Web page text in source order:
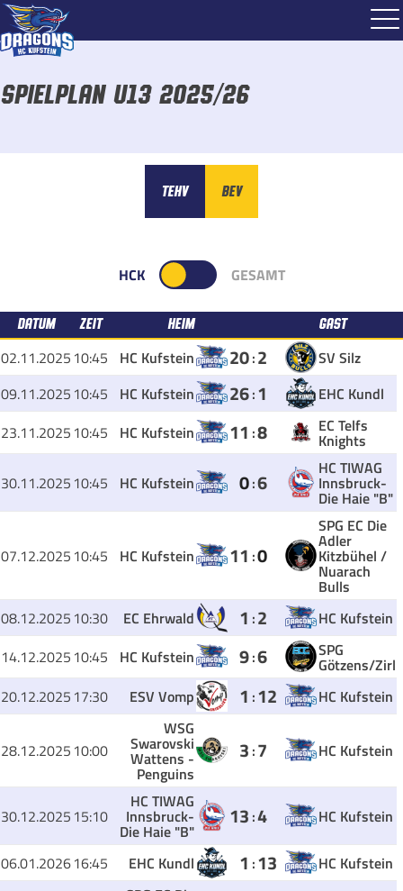
Spielplan U13 2025/26
TEHV BEV
HCK GESAMT
DATUM ZEIT HEIM GAST
02.11.2025 10:45 HC Kufstein 20:2
SV Silz
09.11.2025 10:45 HC Kufstein 26:1
EHC Kundl
23.11.2025 10:45 HC Kufstein 11 :8 EC Telfs
Knights
30.11.2025 10:45 HC Kufstein 0:6
HC TIWAG
Innsbruck-
Die Haie "B"
07.12.2025 10:45 HC Kufstein 11 :0
SPG EC Die
Adler
Kitzbühel /
Nuarach
Bulls
08.12.2025 10:30 EC Ehrwald 1 :2
HC Kufstein
14.12.2025 10:45 HC Kufstein 9:6 SPG
Götzens/Zirl
20.12.2025 17:30 ESV Vomp 1 :12 HC Kufstein
28.12.2025 10:00
WSG
Swarovski
Wattens -
Penguins
3 :7 HC Kufstein
30.12.2025 15:10
HC TIWAG
Innsbruck-
Die Haie "B"
13 :4 HC Kufstein
06.01.202616:45 EHC Kundl 1 :13 HC Kufstein